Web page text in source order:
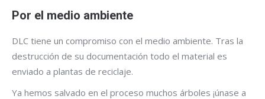
Por el medio ambiente
DLC tiene un compromiso con el medio ambiente. Tras la
destrucción de su documentación todo el material es
enviado a plantas de reciclaje.
Ya hemos salvado en el proceso muchos árboles ¡únase a